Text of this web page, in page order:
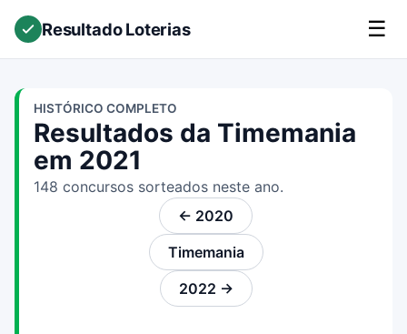
Resultado Loterias ☰
HISTÓRICO COMPLETO
Resultados da Timemania
em 2021
148 concursos sorteados neste ano.
← 2020
Timemania
2022 →